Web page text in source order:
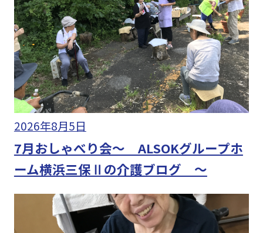
2026年8月5日
7月おしゃべり会～ ALSOKグループホ
ーム横浜三保Ⅱの介護ブログ ～